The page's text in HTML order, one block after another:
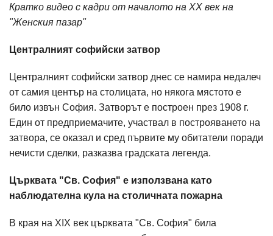
Кратко видео с кадри от началото на XX век на
"Женския пазар"
Централният софийски затвор
Централният софийски затвор днес се намира недалеч
от самия център на столицата, но някога мястото е
било извън София. Затворът е построен през 1908 г.
Един от предприемачите, участвал в построяването на
затвора, се оказал и сред първите му обитатели поради
нечисти сделки, разказва градската легенда.
Църквата "Св. София" е използвана като
наблюдателна кула на столичната пожарна
В края на XIX век църквата "Св. София" била